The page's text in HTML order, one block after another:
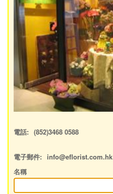
電話: (852)3468 0588
電子郵件: info@eflorist.com.hk
名稱